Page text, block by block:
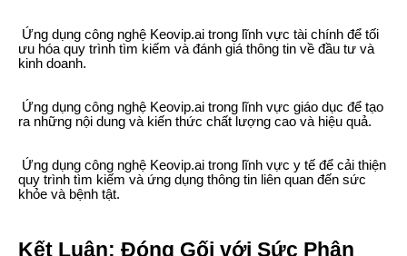
Ứng dụng công nghệ Keovip.ai trong lĩnh vực tài chính để tối
ưu hóa quy trình tìm kiếm và đánh giá thông tin về đầu tư và
kinh doanh.
Ứng dụng công nghệ Keovip.ai trong lĩnh vực giáo dục để tạo
ra những nội dung và kiến thức chất lượng cao và hiệu quả.
Ứng dụng công nghệ Keovip.ai trong lĩnh vực y tế để cải thiện
quy trình tìm kiếm và ứng dụng thông tin liên quan đến sức
khỏe và bệnh tật.
Kết Luận: Đóng Gối với Sức Phận